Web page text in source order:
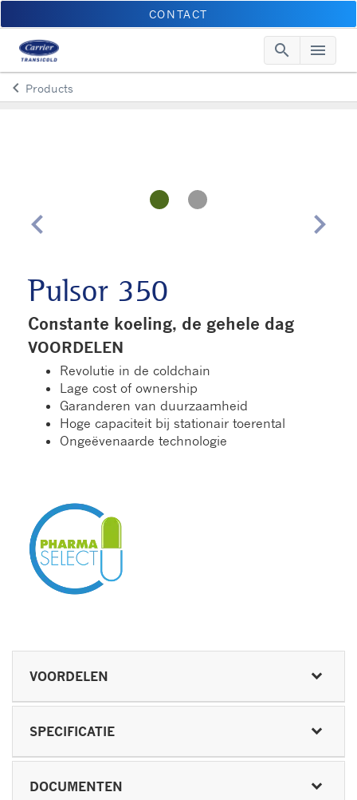
CONTACT
search menu
keyboard_arrow_leftArrow back
Products
chevron_left chevron_right
Pulsor 350
Constante koeling, de gehele dag
VOORDELEN
Revolutie in de coldchain
Lage cost of ownership
Garanderen van duurzaamheid
Hoge capaciteit bij stationair toerental
Ongeëvenaarde technologie
VOORDELEN
SPECIFICATIE
DOCUMENTEN